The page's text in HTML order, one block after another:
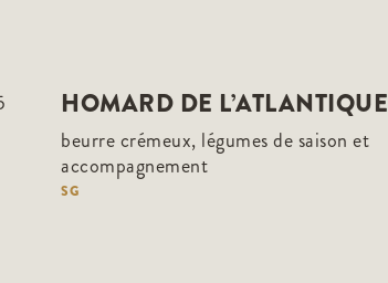
HOMARD DE L’ATLANTIQUE
beurre crémeux, légumes de saison et
accompagnement
SG